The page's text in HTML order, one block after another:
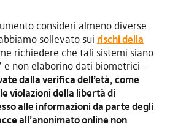
consideri almeno diverse
sollevato sui rischi della
richiedere che tali sistemi siano
e non elaborino dati biometrici –
dalla verifica dell’età, come
violazioni della libertà di
alle informazioni da parte degli
all’anonimato online non